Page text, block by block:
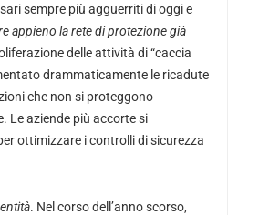
sempre più agguerriti di oggi e
appieno la rete di protezione già
delle attività di “caccia
drammaticamente le ricadute
che non si proteggono
Le aziende più accorte si
ottimizzare i controlli di sicurezza
. Nel corso dell’anno scorso,